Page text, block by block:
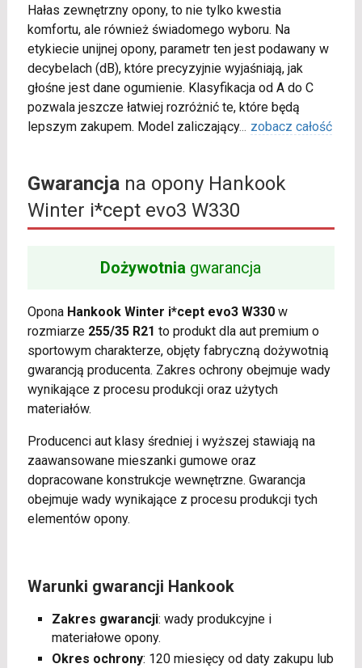
Hałas zewnętrzny opony, to nie tylko kwestia
komfortu, ale również świadomego wyboru. Na
etykiecie unijnej opony, parametr ten jest podawany w
decybelach (dB), które precyzyjnie wyjaśniają, jak
głośne jest dane ogumienie. Klasyfikacja od A do C
pozwala jeszcze łatwiej rozróżnić te, które będą
lepszym zakupem. Model zaliczający... zobacz całość
Gwarancjana opony Hankook
Winter i*cept evo3 W330
Dożywotnia gwarancja
Opona Hankook Winter i*cept evo3 W330w
rozmiarze 255/35 R21 to produkt dla aut premium o
sportowym charakterze, objęty fabryczną dożywotnią
gwarancją producenta. Zakres ochrony obejmuje wady
wynikające z procesu produkcji oraz użytych
materiałów.
Producenci aut klasy średniej i wyższej stawiają na
zaawansowane mieszanki gumowe oraz
dopracowane konstrukcje wewnętrzne. Gwarancja
obejmuje wady wynikające z procesu produkcji tych
elementów opony.
Warunki gwarancji Hankook
Zakres gwarancji: wady produkcyjne i
materiałowe opony.
Okres ochrony: 120 miesięcy od daty zakupu lub